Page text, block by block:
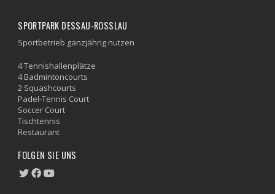
SPORTPARK DESSAU-ROSSLAU
Sportbetrieb ganzjährig nutzen
4 Tennishallenplätze
4 Badmintoncourts
2 Squashcourts
Padel-Tennis Court
Soccer Court
Tischtennis
Restaurant
FOLGEN SIE UNS